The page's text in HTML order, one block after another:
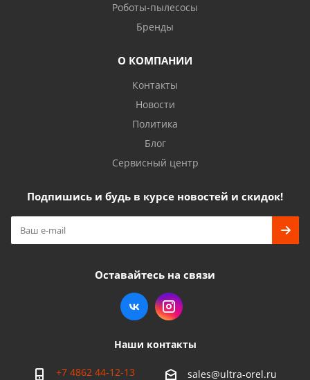
Роботы-пылесосы
Бренды
О КОМПАНИИ
Контакты
Новости
Политика
Блог
Сервисный центр
Подпишись и будь в курсе новостей и скидок!
Оставайтесь на связи
Наши контакты
+7 4862 44-12-13 sales@ultra-orel.ru